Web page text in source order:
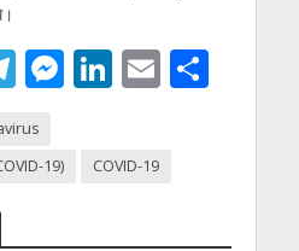
T
e
gr
M
e
Li
e
E S
19)
COVID-19